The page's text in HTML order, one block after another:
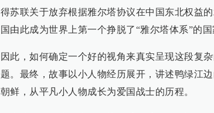
得苏联关于放弃根据雅尔塔协议在中国东北权益
国由此成为世界上第一个挣脱了“雅尔塔体系”的国
因此，如何确定一个好的视角来真实呈现这段复
题。最终，故事以小人物经历展开，讲述鸭绿江
朝鲜，从平凡小人物成长为爱国战士的历程。